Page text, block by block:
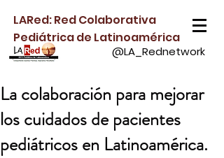
LARed: Red Colaborativa
Pediátrica de Latinoamérica
@LA_Rednetwork
La colaboración para mejorar
los cuidados de pacientes
pediátricos en Latinoamérica.